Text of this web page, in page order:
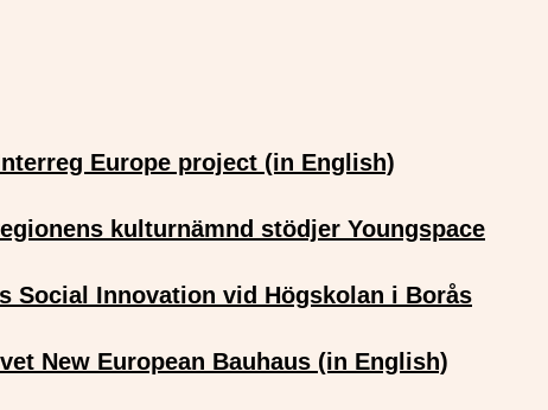
Europe project (in English)
kulturnämnd stödjer Youngspace
Social Innovation vid Högskolan i Borås
New European Bauhaus (in English)